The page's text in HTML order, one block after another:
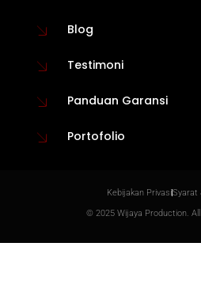
Blog
Testimoni
Panduan Garansi
Portofolio
Kebijakan PrivasiSyarat
© 2025 Wijaya Production.